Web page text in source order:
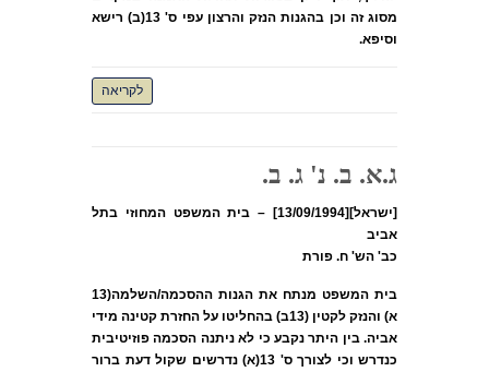
מסוג זה וכן בהגנות הנזק והרצון עפי ס' 13(ב) רישא
וסיפא.
לקריאה
ג.א. ב. נ' ג. ב.
[ישראל][13/09/1994] – בית המשפט המחוזי בתל
אביב
כב' הש' ח. פורת
בית המשפט מנתח את הגנות ההסכמה/השלמה(13
א) והנזק לקטין (13ב) בהחליטו על החזרת קטינה מידי
אביה. בין היתר נקבע כי לא ניתנה הסכמה פוזיטיבית
כנדרש וכי לצורך ס' 13(א) נדרשים שקול דעת ברור